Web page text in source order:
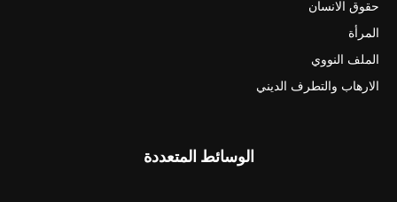
حقوق الانسان
المرأة
الملف النووي
الارهاب والتطرف الديني
الوسائط المتعددة